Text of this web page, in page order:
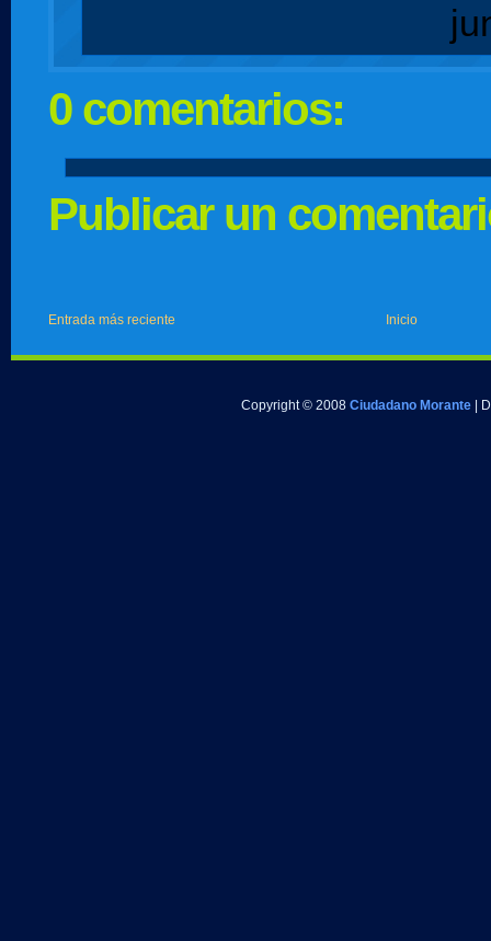
0 comentarios:
Publicar un
Entrada más reciente Inicio
Copyright © 2008 Ciudadano Morante |